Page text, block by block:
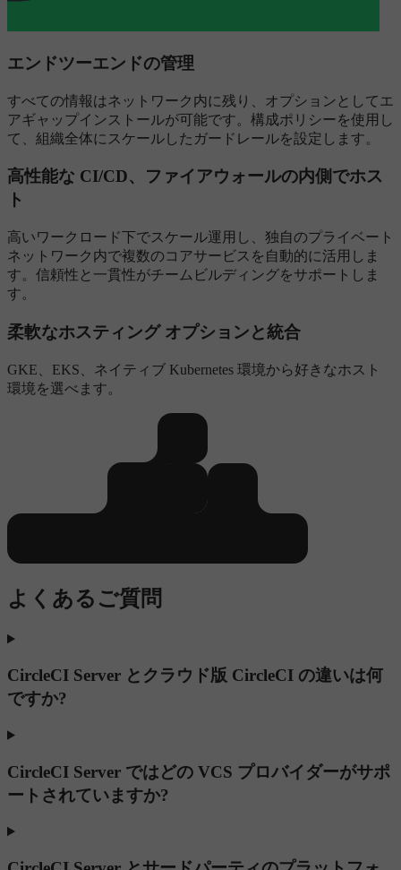
エンドツーエンドの管理
すべての情報はネットワーク内に残り、オプションとしてエ
アギャップインストールが可能です。構成ポリシーを使用し
て、組織全体にスケールしたガードレールを設定します。
高性能な CI/CD、ファイアウォールの内側でホス
ト
高いワークロード下でスケール運用し、独自のプライベート
ネットワーク内で複数のコアサービスを自動的に活用しま
す。信頼性と一貫性がチームビルディングをサポートしま
す。
柔軟なホスティング オプションと統合
GKE、EKS、ネイティブ Kubernetes 環境から好きなホスト
環境を選べます。
よくあるご質問
CircleCI Server とクラウド版 CircleCI の違いは何
ですか?
CircleCI Server ではどの VCS プロバイダーがサポ
ートされていますか?